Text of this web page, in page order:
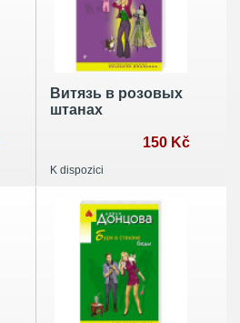
Витязь в розовых
штанах
150 Kč
K dispozici